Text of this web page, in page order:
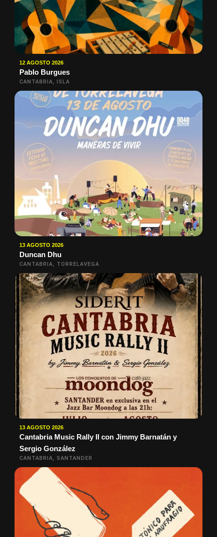
12 AGOSTO 2026
Pablo Burgues
CANTABRIA, ISLA
13 AGOSTO 2026
Duncan Dhu
CANTABRIA, TORRELAVEGA
13 AGOSTO 2026
Cantabria Music Rally II con Jimmy Barnatán y
Sergio González
CANTABRIA, SANTANDER